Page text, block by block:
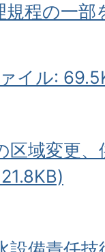
規程の一
イル:
域変更、